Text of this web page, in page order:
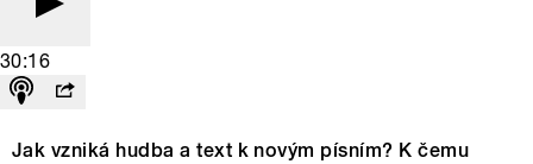
30:16
Jak vzniká hudba a text k novým písním? K čemu